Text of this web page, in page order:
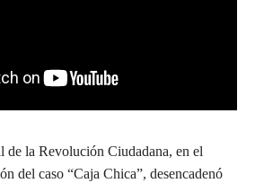
de la Revolución Ciudadana, en el
del caso “Caja Chica”, desencadenó